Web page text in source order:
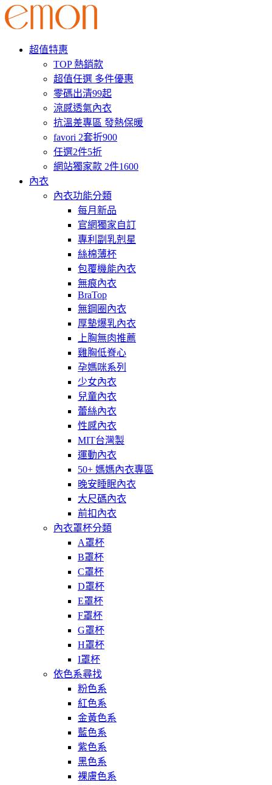
超值特惠
TOP 熱銷款
超值任選 多件優惠
零碼出清99起
涼感透氣內衣
抗溫差專區 發熱保暖
favori 2套折900
任選2件5折
網站獨家款 2件1600
內衣
內衣功能分類
每月新品
官網獨家自訂
專利副乳剋星
絲棉薄杯
包覆機能內衣
無痕內衣
BraTop
無鋼圈內衣
厚墊爆乳內衣
上胸無肉推薦
雞胸低脊心
孕媽咪系列
少女內衣
兒童內衣
蕾絲內衣
性感內衣
MIT台灣製
運動內衣
50+ 媽媽內衣專區
晚安睡眠內衣
大尺碼內衣
前扣內衣
內衣罩杯分類
A罩杯
B罩杯
C罩杯
D罩杯
E罩杯
F罩杯
G罩杯
H罩杯
I罩杯
依色系尋找
粉色系
紅色系
金黃色系
藍色系
紫色系
黑色系
裸膚色系